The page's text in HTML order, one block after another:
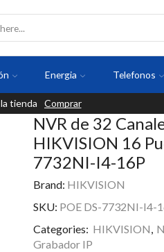
Energia Telefonos
tienda Comprar
NVR de 32
HIKVISION 16
7732NI-I4-16P
Brand: HIKVISION
SKU: POE DS-7732NI-I4-
Categories: HIKVISION,
Grabador IP